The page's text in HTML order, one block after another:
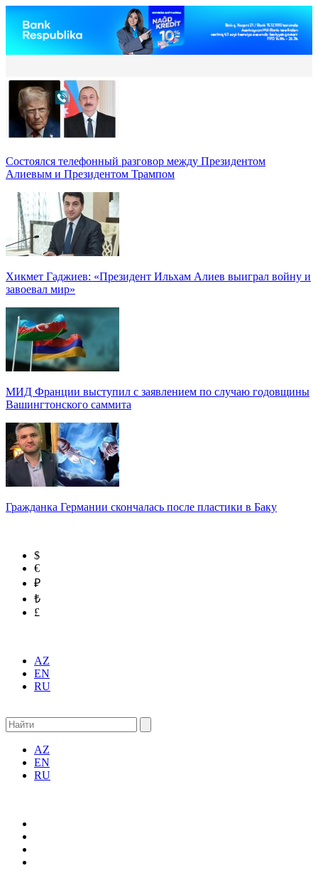
Состоялся телефонный разговор между Президентом
Алиевым и Президентом Трампом
Хикмет Гаджиев: «Президент Ильхам Алиев выиграл войну и
завоевал мир»
МИД Франции выступил с заявлением по случаю годовщины
Вашингтонского саммита
Гражданка Германии скончалась после пластики в Баку
$
€
₽
₺
£
AZ
EN
RU
AZ
EN
RU